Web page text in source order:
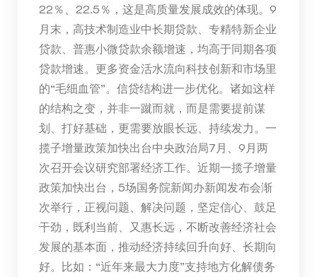
22％、22.5％，这是高质量发展成效的体现。9
月末，高技术制造业中长期贷款、专精特新企业
贷款、普惠小微贷款余额增速，均高于同期各项
贷款增速。更多资金活水流向科技创新和市场里
的“毛细血管”。信贷结构进一步优化。诸如这样
的结构之变，并非一蹴而就，而是需要提前谋
划、打好基础，更需要放眼长远、持续发力。一
揽子增量政策加快出台中央政治局7月、9月两
次召开会议研究部署经济工作。近期一揽子增量
政策加快出台，5场国务院新闻办新闻发布会渐
次举行，正视问题、解决问题，坚定信心、鼓足
干劲，既利当前、又惠长远，不断改善经济社会
发展的基本面，推动经济持续回升向好、长期向
好。比如：“近年来最大力度”支持地方化解债务